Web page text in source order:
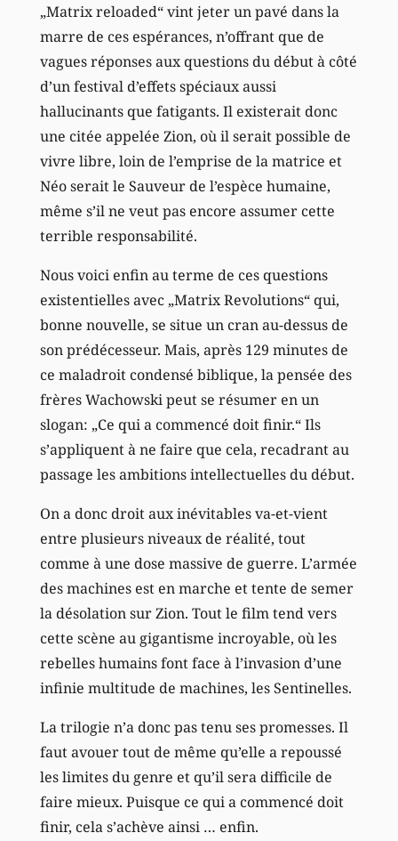
„Matrix reloaded“ vint jeter un pavé dans la
marre de ces espérances, n’offrant que de
vagues réponses aux questions du début à côté
d’un festival d’effets spéciaux aussi
hallucinants que fatigants. Il existerait donc
une citée appelée Zion, où il serait possible de
vivre libre, loin de l’emprise de la matrice et
Néo serait le Sauveur de l’espèce humaine,
même s’il ne veut pas encore assumer cette
terrible responsabilité.
Nous voici enfin au terme de ces questions
existentielles avec „Matrix Revolutions“ qui,
bonne nouvelle, se situe un cran au-dessus de
son prédécesseur. Mais, après 129 minutes de
ce maladroit condensé biblique, la pensée des
frères Wachowski peut se résumer en un
slogan: „Ce qui a commencé doit finir.“ Ils
s’appliquent à ne faire que cela, recadrant au
passage les ambitions intellectuelles du début.
On a donc droit aux inévitables va-et-vient
entre plusieurs niveaux de réalité, tout
comme à une dose massive de guerre. L’armée
des machines est en marche et tente de semer
la désolation sur Zion. Tout le film tend vers
cette scène au gigantisme incroyable, où les
rebelles humains font face à l’invasion d’une
infinie multitude de machines, les Sentinelles.
La trilogie n’a donc pas tenu ses promesses. Il
faut avouer tout de même qu’elle a repoussé
les limites du genre et qu’il sera difficile de
faire mieux. Puisque ce qui a commencé doit
finir, cela s’achève ainsi … enfin.